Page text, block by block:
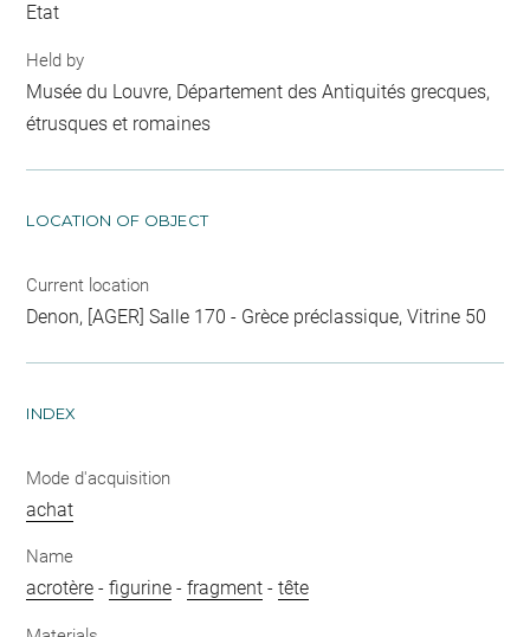
Etat
Held by
Musée du Louvre, Département des Antiquités grecques,
étrusques et romaines
LOCATION OF OBJECT
Current location
Denon, [AGER] Salle 170 - Grèce préclassique, Vitrine 50
INDEX
Mode d'acquisition
achat
Name
acrotère -figurine -fragment -tête